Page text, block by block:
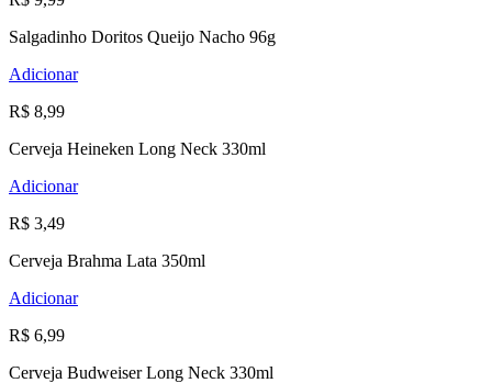
Salgadinho Doritos Queijo Nacho 96g
Adicionar
R$ 8,99
Cerveja Heineken Long Neck 330ml
Adicionar
R$ 3,49
Cerveja Brahma Lata 350ml
Adicionar
R$ 6,99
Cerveja Budweiser Long Neck 330ml